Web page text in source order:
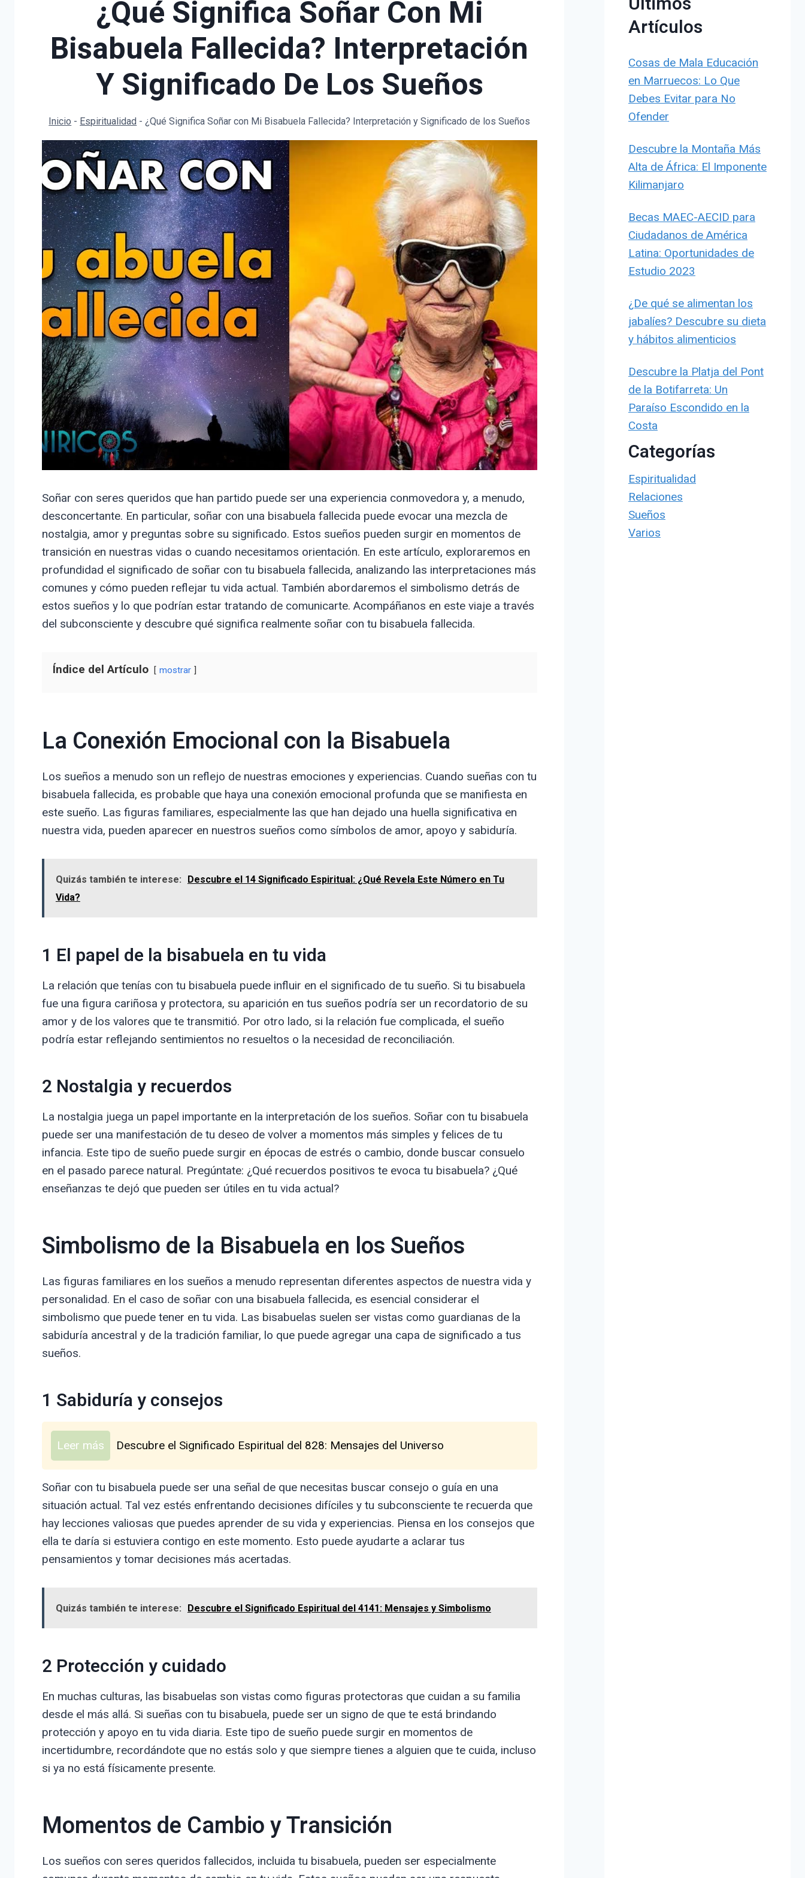
¿Qué Significa Soñar Con Mi
Bisabuela Fallecida? Interpretación
Y Significado De Los Sueños
Inicio - Espiritualidad - ¿Qué Significa Soñar con Mi Bisabuela Fallecida? Interpretación y Significado de los Sueños
Soñar con seres queridos que han partido puede ser una experiencia conmovedora y, a menudo,
desconcertante. En particular, soñar con una bisabuela fallecida puede evocar una mezcla de
nostalgia, amor y preguntas sobre su significado. Estos sueños pueden surgir en momentos de
transición en nuestras vidas o cuando necesitamos orientación. En este artículo, exploraremos en
profundidad el significado de soñar con tu bisabuela fallecida, analizando las interpretaciones más
comunes y cómo pueden reflejar tu vida actual. También abordaremos el simbolismo detrás de
estos sueños y lo que podrían estar tratando de comunicarte. Acompáñanos en este viaje a través
del subconsciente y descubre qué significa realmente soñar con tu bisabuela fallecida.
Índice del Artículo mostrar
La Conexión Emocional con la Bisabuela
Los sueños a menudo son un reflejo de nuestras emociones y experiencias. Cuando sueñas con tu
bisabuela fallecida, es probable que haya una conexión emocional profunda que se manifiesta en
este sueño. Las figuras familiares, especialmente las que han dejado una huella significativa en
nuestra vida, pueden aparecer en nuestros sueños como símbolos de amor, apoyo y sabiduría.
Quizás también te interese:
Descubre el 14 Significado Espiritual: ¿Qué Revela Este Número en Tu
Vida?
1 El papel de la bisabuela en tu vida
La relación que tenías con tu bisabuela puede influir en el significado de tu sueño. Si tu bisabuela
fue una figura cariñosa y protectora, su aparición en tus sueños podría ser un recordatorio de su
amor y de los valores que te transmitió. Por otro lado, si la relación fue complicada, el sueño
podría estar reflejando sentimientos no resueltos o la necesidad de reconciliación.
2 Nostalgia y recuerdos
La nostalgia juega un papel importante en la interpretación de los sueños. Soñar con tu bisabuela
puede ser una manifestación de tu deseo de volver a momentos más simples y felices de tu
infancia. Este tipo de sueño puede surgir en épocas de estrés o cambio, donde buscar consuelo
en el pasado parece natural. Pregúntate: ¿Qué recuerdos positivos te evoca tu bisabuela? ¿Qué
enseñanzas te dejó que pueden ser útiles en tu vida actual?
Simbolismo de la Bisabuela en los Sueños
Las figuras familiares en los sueños a menudo representan diferentes aspectos de nuestra vida y
personalidad. En el caso de soñar con una bisabuela fallecida, es esencial considerar el
simbolismo que puede tener en tu vida. Las bisabuelas suelen ser vistas como guardianas de la
sabiduría ancestral y de la tradición familiar, lo que puede agregar una capa de significado a tus
sueños.
1 Sabiduría y consejos
Leer más Descubre el Significado Espiritual del 828: Mensajes del Universo
Soñar con tu bisabuela puede ser una señal de que necesitas buscar consejo o guía en una
situación actual. Tal vez estés enfrentando decisiones difíciles y tu subconsciente te recuerda que
hay lecciones valiosas que puedes aprender de su vida y experiencias. Piensa en los consejos que
ella te daría si estuviera contigo en este momento. Esto puede ayudarte a aclarar tus
pensamientos y tomar decisiones más acertadas.
Quizás también te interese: Descubre el Significado Espiritual del 4141: Mensajes y Simbolismo
2 Protección y cuidado
En muchas culturas, las bisabuelas son vistas como figuras protectoras que cuidan a su familia
desde el más allá. Si sueñas con tu bisabuela, puede ser un signo de que te está brindando
protección y apoyo en tu vida diaria. Este tipo de sueño puede surgir en momentos de
incertidumbre, recordándote que no estás solo y que siempre tienes a alguien que te cuida, incluso
si ya no está físicamente presente.
Momentos de Cambio y Transición
Los sueños con seres queridos fallecidos, incluida tu bisabuela, pueden ser especialmente
Artículos
Cosas de Mala Educación
en Marruecos: Lo Que
Debes Evitar para No
Ofender
Descubre la Montaña Más
Alta de África: El Imponente
Kilimanjaro
Becas MAEC-AECID para
Ciudadanos de América
Latina: Oportunidades de
Estudio 2023
¿De qué se alimentan los
jabalíes? Descubre su dieta
y hábitos alimenticios
Descubre la Platja del Pont
de la Botifarreta: Un
Paraíso Escondido en la
Costa
Categorías
Espiritualidad
Relaciones
Sueños
Varios